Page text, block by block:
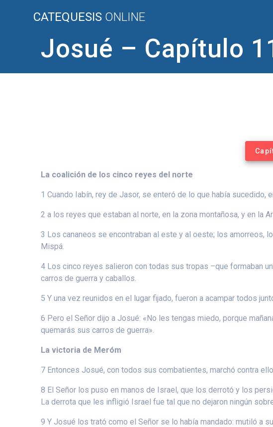
CATEQUESIS ONLINE
Josué – Capítulo
La coalición de los cinco reyes del norte
1 Cuando Iabín, rey de Jasor, se enteró de lo que había
2 a los reyes que estaban al norte, en la zona montañosa, y en la
3 Los cananeos se encontraban al este y al oeste; los amorreos,
Mispá.
4 Los cinco reyes salieron con todas sus tropas –que formaban
carros de guerra y caballos.
5 Y una vez reunidos en el lugar fijado, fueron a acampar todos
6 Pero el Señor dijo a Josué: «No les tengas miedo, porque
quemarás sus carros de guerra».
La victoria de Meróm
7 Entonces Josué, con todos sus combatientes, marchó contra
8 El Señor los puso en manos de Israel, que los derrotó y los
La derrota que les infligió Israel fue tal que no dejaron ningún
9 Y Josué los trató como el Señor se lo había mandado: mutiló a